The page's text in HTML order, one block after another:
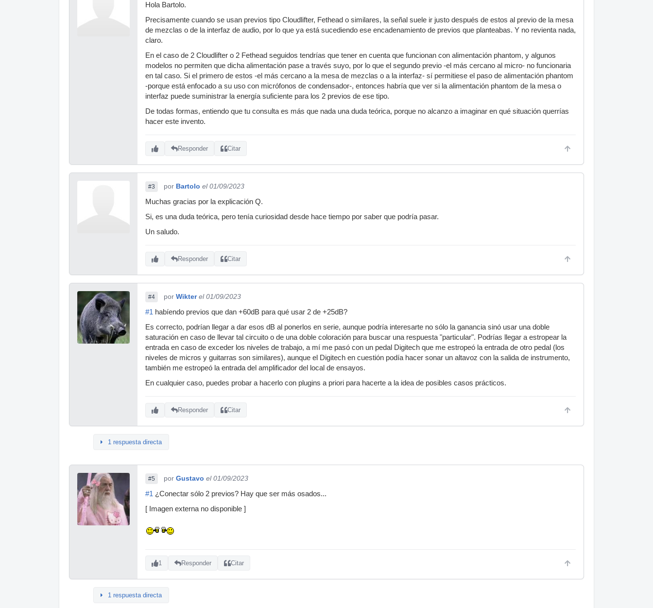
Hola Bartolo.
Precisamente cuando se usan previos tipo Cloudlifter, Fethead o similares, la señal suele ir justo después de estos al previo de la mesa
de mezclas o de la interfaz de audio, por lo que ya está sucediendo ese encadenamiento de previos que planteabas. Y no revienta nada,
claro.
En el caso de 2 Cloudlifter o 2 Fethead seguidos tendrías que tener en cuenta que funcionan con alimentación phantom, y algunos
modelos no permiten que dicha alimentación pase a través suyo, por lo que el segundo previo -el más cercano al micro- no funcionaria
en tal caso. Si el primero de estos -el más cercano a la mesa de mezclas o a la interfaz- sí permitiese el paso de alimentación phantom
-porque está enfocado a su uso con micrófonos de condensador-, entonces habría que ver si la alimentación phantom de la mesa o
interfaz puede suministrar la energía suficiente para los 2 previos de ese tipo.
De todas formas, entiendo que tu consulta es más que nada una duda teórica, porque no alcanzo a imaginar en qué situación querrías
hacer este invento.
Responder Citar
#3 por Bartolo el 01/09/2023
Muchas gracias por la explicación Q.
Si, es una duda teórica, pero tenía curiosidad desde hace tiempo por saber que podría pasar.
Un saludo.
Responder Citar
#4 por Wikter el 01/09/2023
#1 habíendo previos que dan +60dB para qué usar 2 de +25dB?
Es correcto, podrían llegar a dar esos dB al ponerlos en serie, aunque podría interesarte no sólo la ganancia sinó usar una doble
saturación en caso de llevar tal circuito o de una doble coloración para buscar una respuesta "particular". Podrías llegar a estropear la
entrada en caso de exceder los niveles de trabajo, a mí me pasó con un pedal Digitech que me estropeó la entrada de otro pedal (los
niveles de micros y guitarras son similares), aunque el Digitech en cuestión podía hacer sonar un altavoz con la salida de instrumento,
también me estropeó la entrada del amplificador del local de ensayos.
En cualquier caso, puedes probar a hacerlo con plugins a priori para hacerte a la idea de posibles casos prácticos.
Responder Citar
1 respuesta directa
#5 por Gustavo el 01/09/2023
#1 ¿Conectar sólo 2 previos? Hay que ser más osados...
[ Imagen externa no disponible ]
1 Responder Citar
1 respuesta directa